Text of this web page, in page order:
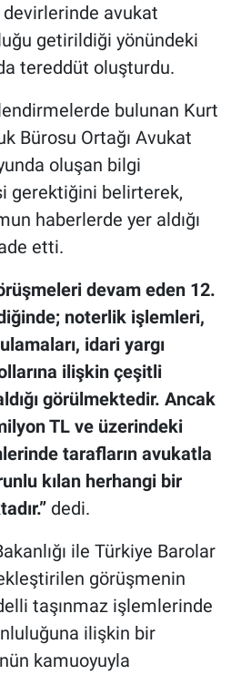
avukat
getirildiği yönündeki
tereddüt oluşturdu.
bulunan Kurt
Bürosu Ortağı Avukat
oluşan bilgi
gerektiğini belirterek,
haberlerde yer aldığı
etti.
devam eden 12.
noterlik işlemleri,
idari yargı
ilişkin çeşitli
görülmektedir. Ancak
TL ve üzerindeki
tarafların avukatla
kılan herhangi bir
dedi.
ile Türkiye Barolar
görüşmenin
taşınmaz işlemlerinde
ilişkin bir
kamuoyuyla